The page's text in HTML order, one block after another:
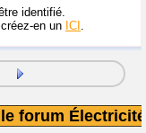
identifié.
en un ICI
forum Électricité